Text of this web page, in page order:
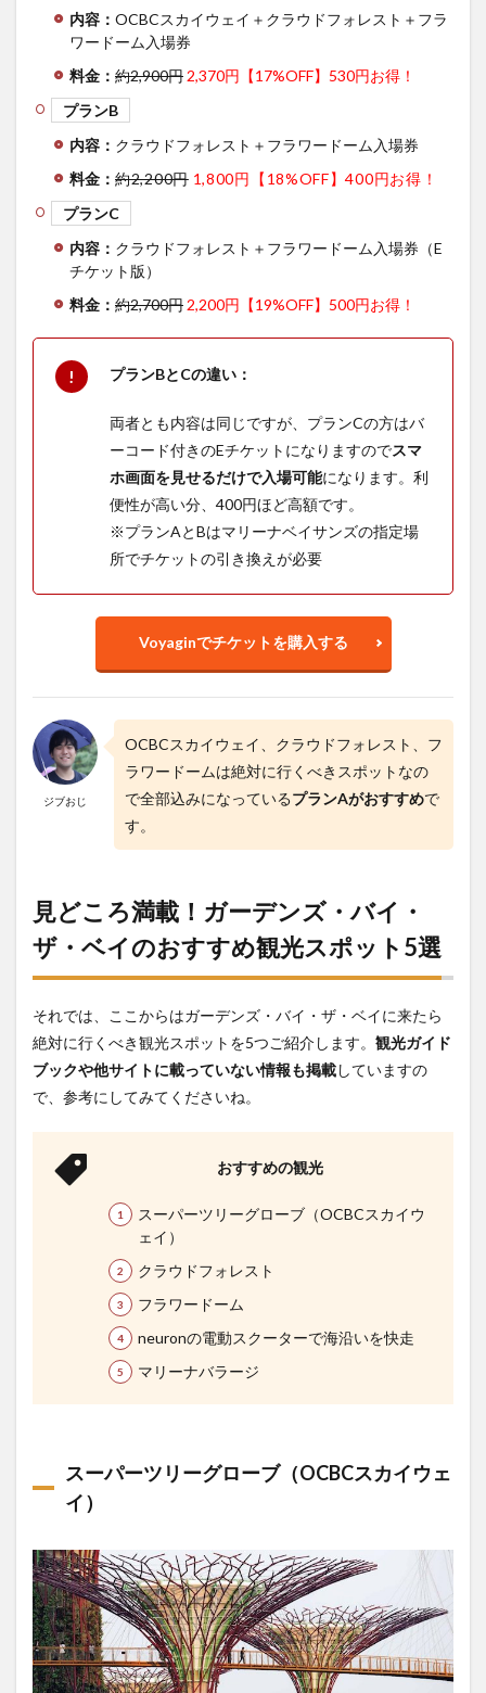
内容： OCBCスカイウェイ＋クラウドフォレスト＋フラ
ワードーム入場券
料金： 約2,900円 2,370円【17%OFF】530円お得！
プランB
内容： クラウドフォレスト＋フラワードーム入場券
料金： 約2,200円1,800円【18%OFF】400円お得！
プランC
内容： クラウドフォレスト＋フラワードーム入場券（E
チケット版）
料金： 約2,700円 2,200円【19%OFF】500円お得！
プランBとCの違い：
両者とも内容は同じですが、プランCの方はバ
ーコード付きのEチケットになりますのでスマ
ホ画面を見せるだけで入場可能になります。利
便性が高い分、400円ほど高額です。
※プランAとBはマリーナベイサンズの指定場
所でチケットの引き換えが必要
Voyaginでチケットを購入する
ジブおじ
OCBCスカイウェイ、クラウドフォレスト、フ
ラワードームは絶対に行くべきスポットなの
で全部込みになっているプランAがおすすめで
す。
見どころ満載！ガーデンズ・バイ・
ザ・ベイのおすすめ観光スポット5選
それでは、ここからはガーデンズ・バイ・ザ・ベイに来たら
絶対に行くべき観光スポットを5つご紹介します。 観光ガイド
ブックや他サイトに載っていない情報も掲載していますの
で、参考にしてみてくださいね。
おすすめの観光
スーパーツリーグローブ（OCBCスカイウ
ェイ）
クラウドフォレスト
フラワードーム
neuronの電動スクーターで海沿いを快走
マリーナバラージ
スーパーツリーグローブ（OCBCスカイウェ
イ）